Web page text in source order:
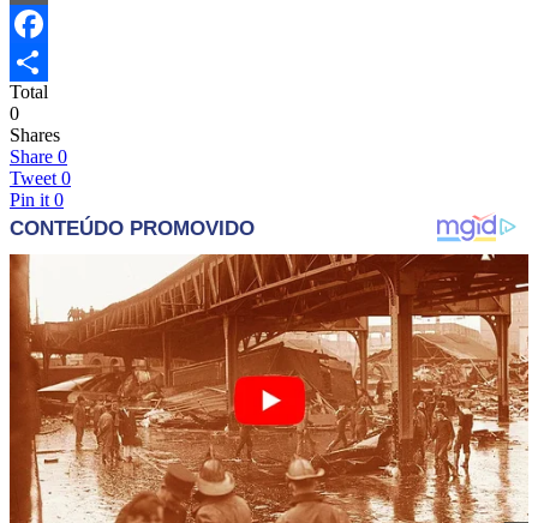
WordPress
Facebook
Share
Total
0
Shares
Share 0
Tweet 0
Pin it 0